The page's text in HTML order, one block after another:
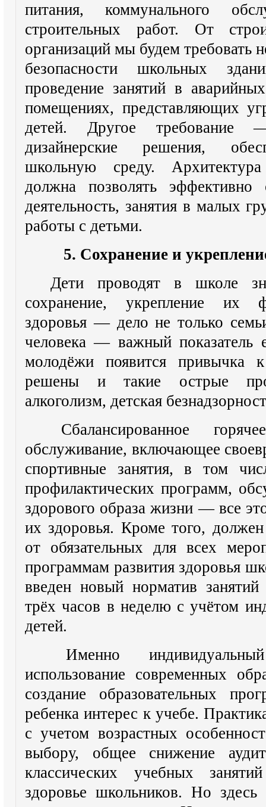
питания, коммунального
строительных работ. От
организаций мы будем требовать
безопасности школьных
проведение занятий в
помещениях, представляющих
детей. Другое требование
дизайнерские решения,
школьную среду.
должна позволять эффективно
деятельность, занятия в малых
работы с детьми.
5. Сохранение и
Дети проводят в школе
сохранение, укрепление их
здоровья — дело не только
человека — важный показатель
молодёжи появится привычка
решены и такие острые
алкоголизм, детская
Сбалансированное
обслуживание, включающее
спортивные занятия, в том
профилактических программ,
здорового образа жизни — все
их здоровья. Кроме того,
от обязательных для всех
программам развития здоровья
введен новый норматив
трёх часов в неделю с учётом
детей.
Именно
использование современных
создание образовательных
ребенка интерес к учебе.
с учетом возрастных
выбору, общее снижение
классических учебных
здоровье школьников. Но